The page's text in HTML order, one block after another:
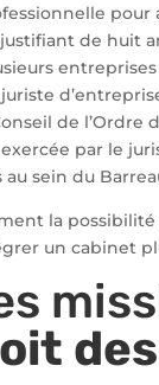
pour
de huit
de l’Ordre
par le
sein du
la
un cabinet